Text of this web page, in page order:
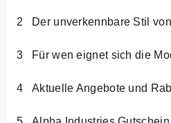
Der unverkennbare Stil
Für wen eignet sich die
Aktuelle Angebote und